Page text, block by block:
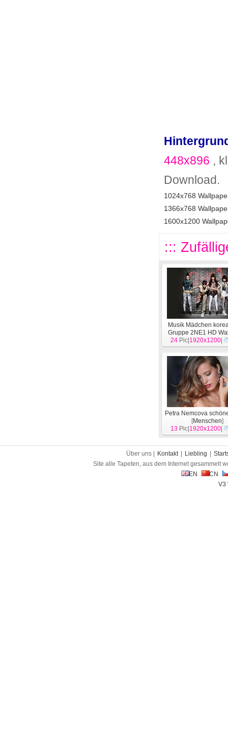
448x896 ,
Download.
1024x768
1366x768
1600x1200
:::
Musik Mädchen
Gruppe 2NE1 HD
[Menschen
24 Pic| 1920x1200
Petra Nemcova
[Menschen]
13 Pic| 1920x1200
Über uns | Kontakt Liebling
Site alle Tapeten, aus dem Internet gesammelt
EN
CN
V3